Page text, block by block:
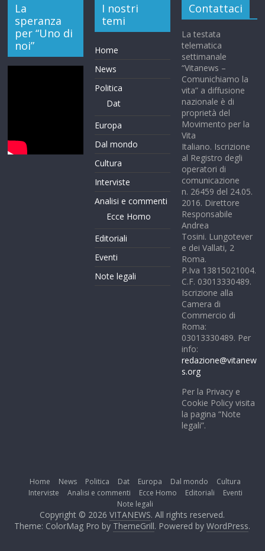
La
speranza
per “Uno di
noi”
I nostri
temi
Home
News
Politica
Dat
Europa
Dal mondo
Cultura
Interviste
Analisi e commenti
Ecce Homo
Editoriali
Eventi
Note legali
Contattaci
La testata
telematica
settimanale
“Vitanews –
Comunichiamo la
vita” a diffusione
nazionale è di
proprietà del
Movimento per la
Vita
Italiano. Iscrizione
al Registro degli
operatori di
comunicazione
n. 26459 del 24.05.
2016. Direttore
Responsabile
Andrea
Tosini. Lungotever
e dei Vallati, 2
Roma.
P.Iva 13815021004.
C.F. 03013330489.
Iscrizione alla
Camera di
Commercio di
Roma:
03013330489. Per
info:
redazione@vitanew
s.org
Per la Privacy e
Cookie Policy visita
la pagina “Note
legali”.
Home News Politica Dat Europa Dal mondo
Cultura
Interviste
Analisi e commenti Ecce Homo Editoriali
Eventi
Note legali
Copyright © 2026VITANEWS. All rights reserved.
Theme: ColorMag Pro by ThemeGrill. Powered byWordPress.